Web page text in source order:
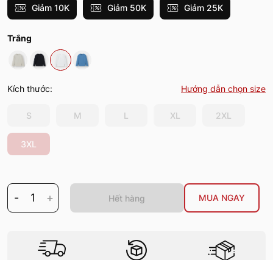
Giảm 10K Giảm 50K Giảm 25K
Trắng
Kích thước: Hướng dẫn chọn size
S M L XL 2XL
3XL
- 1 + Hết hàng MUA NGAY